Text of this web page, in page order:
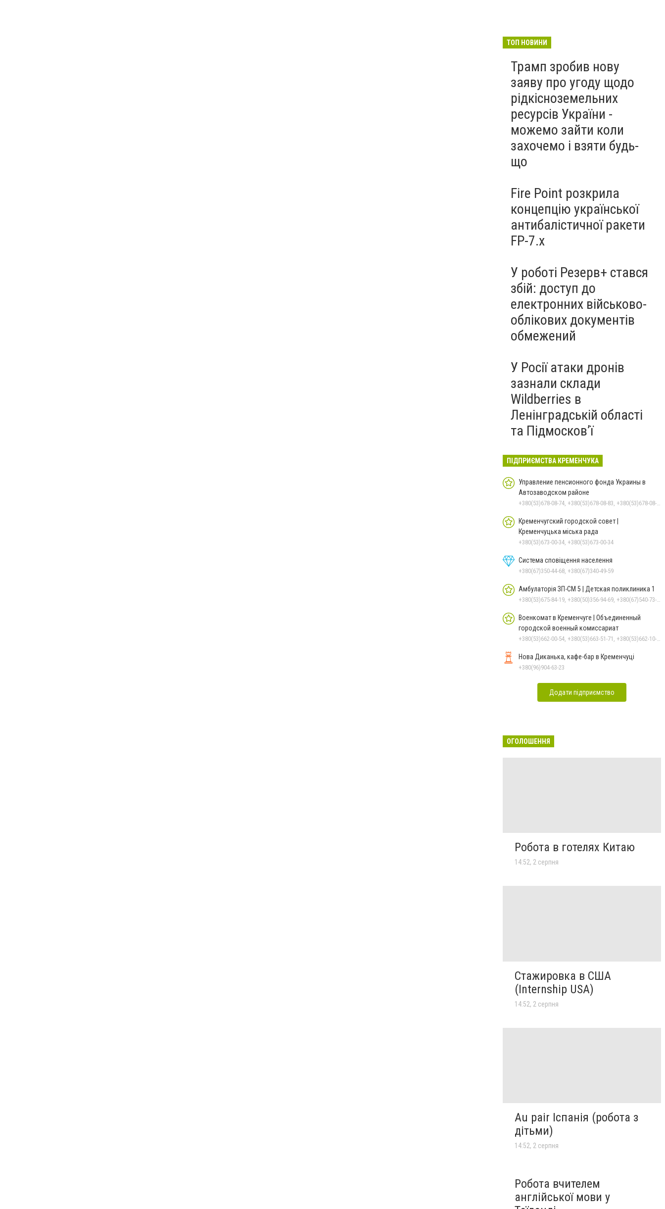
ракету до кордону з
Польщі
ТОП НОВИНИ
Трамп зробив нову
заяву про угоду щодо
рідкісноземельних
ресурсів України -
можемо зайти коли
захочемо і взяти будь-
що
Fire Point розкрила
концепцію української
антибалістичної ракети
FP-7.x
У роботі Резерв+ стався
збій: доступ до
електронних військово-
облікових документів
обмежений
У Росії атаки дронів
зазнали склади
Wildberries в
Ленінградській області
та Підмосков’ї
ПІДПРИЄМСТВА КРЕМЕНЧУКА
Управление пенсионного фонда Украины в
Автозаводском районе
+380(53)678-08-74, +380(53)678-08-83, +380(53)678-08-41, +380(53)678-08-86, +380(53)678-09-05
Кременчугский городской совет |
Кременчуцька міська рада
+380(53)673-00-34, +380(53)673-00-34
Система сповіщення населення
+380(67)350-44-68, +380(67)340-49-59
Амбулаторія ЗП-СМ 5 | Детская поликлиника 1
+380(53)675-84-19, +380(50)356-94-69, +380(67)540-73-87
Военкомат в Кременчуге | Объединенный
городской военный комиссариат
+380(53)662-00-54, +380(53)663-51-71, +380(53)662-10-35
Нова Диканька, кафе-бар в Кременчуці
+380(96)904-63-23
Додати підприємство
ОГОЛОШЕННЯ
Робота в готелях Китаю
14:52, 2 серпня
Стажировка в США
(Internship USA)
14:52, 2 серпня
Au pair Іспанія (робота з
дітьми)
14:52, 2 серпня
Робота вчителем
англійської мови у